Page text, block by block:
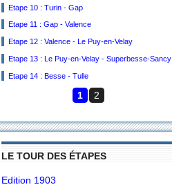
Etape 10 : Turin - Gap
Etape 11 : Gap - Valence
Etape 12 : Valence - Le Puy-en-Velay
Etape 13 : Le Puy-en-Velay - Superbesse-Sancy
Etape 14 : Besse - Tulle
1 2
LE TOUR DES ÉTAPES
Edition 1903